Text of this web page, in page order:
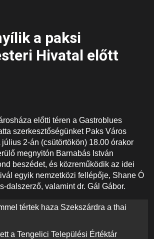
a paksi
Hivatal előtt
előtti téren a Gastroblues
szerkesztőségünket Paks Város
július 2-án (csütörtökön) 18.00 órakor
megnyitón Barnabás István
beszédet, és közreműködik az idei
egyik nemzetközi fellépője, Shane Ó
dalszerző, valamint dr. Gál Gábor.
tértek haza Szekszárdra a thai
a Tengelici Települési Értéktár